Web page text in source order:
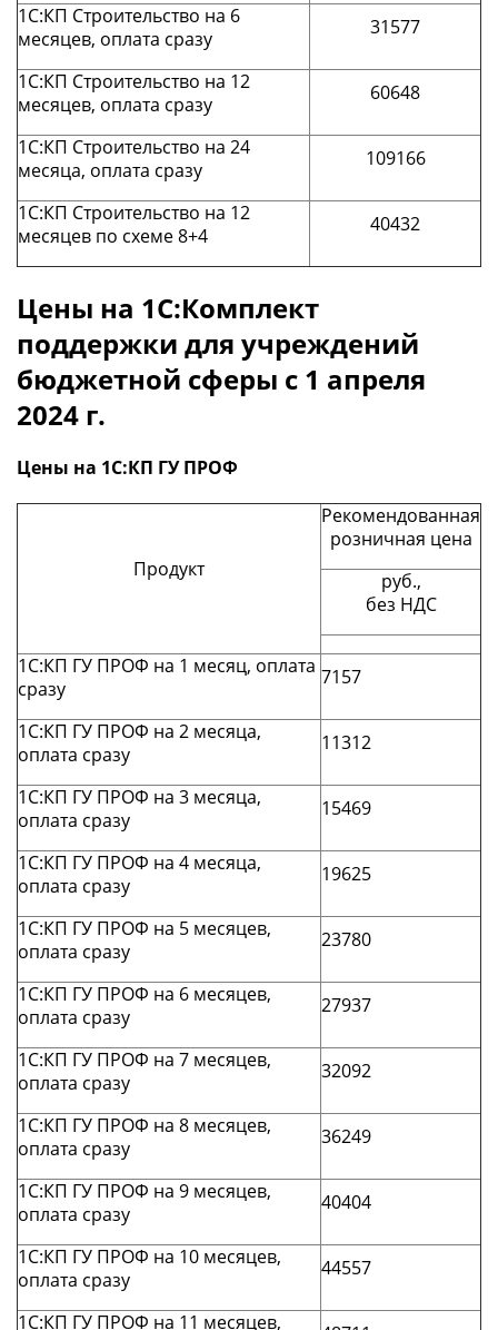
1С:КП Строительство на 6
месяцев, оплата сразу
31577
1С:КП Строительство на 12
месяцев, оплата сразу
60648
1С:КП Строительство на 24
месяца, оплата сразу
109166
1С:КП Строительство на 12
месяцев по схеме 8+4
40432
Цены на 1С:Комплект
поддержки для учреждений
бюджетной сферы с 1 апреля
2024 г.
Цены на 1С:КП ГУ ПРОФ
Продукт
Рекомендованная
розничная цена
руб.,
без НДС
1С:КП ГУ ПРОФ на 1 месяц, оплата
сразу
7157
1С:КП ГУ ПРОФ на 2 месяца,
оплата сразу
11312
1С:КП ГУ ПРОФ на 3 месяца,
оплата сразу
15469
1С:КП ГУ ПРОФ на 4 месяца,
оплата сразу
19625
1С:КП ГУ ПРОФ на 5 месяцев,
оплата сразу
23780
1С:КП ГУ ПРОФ на 6 месяцев,
оплата сразу
27937
1С:КП ГУ ПРОФ на 7 месяцев,
оплата сразу
32092
1С:КП ГУ ПРОФ на 8 месяцев,
оплата сразу
36249
1С:КП ГУ ПРОФ на 9 месяцев,
оплата сразу
40404
1С:КП ГУ ПРОФ на 10 месяцев,
оплата сразу
44557
1С:КП ГУ ПРОФ на 11 месяцев,